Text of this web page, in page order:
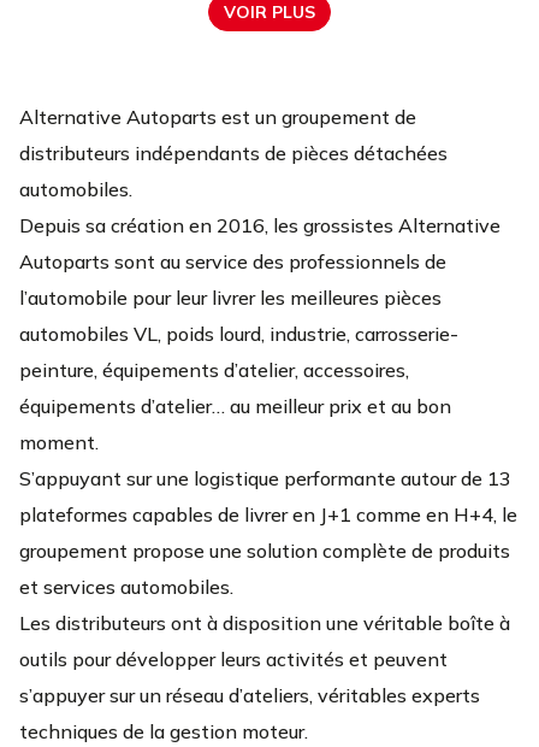
VOIR PLUS
Alternative Autoparts est un groupement de
distributeurs indépendants de pièces détachées
automobiles.
Depuis sa création en 2016, les grossistes Alternative
Autoparts sont au service des professionnels de
l’automobile pour leur livrer les meilleures pièces
automobiles VL, poids lourd, industrie, carrosserie-
peinture, équipements d’atelier, accessoires,
équipements d’atelier… au meilleur prix et au bon
moment.
S’appuyant sur une logistique performante autour de 13
plateformes capables de livrer en J+1 comme en H+4, le
groupement propose une solution complète de produits
et services automobiles.
Les distributeurs ont à disposition une véritable boîte à
outils pour développer leurs activités et peuvent
s’appuyer sur un réseau d’ateliers, véritables experts
techniques de la gestion moteur.